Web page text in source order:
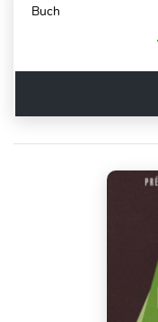
Buch